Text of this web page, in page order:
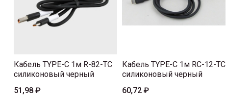
Кабель TYPE-C 1м R-82-TC
силиконовый черный
51,98 ₽
Кабель TYPE-C 1м RC-12-TC
силиконовый черный
60,72 ₽